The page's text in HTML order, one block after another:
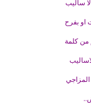
ساليب
او بفرح
من كلمة